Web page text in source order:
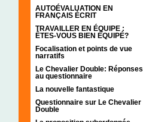
AUTOÉVALUATION EN
FRANÇAIS ÉCRIT
TRAVAILLER EN ÉQUIPE :
ÊTES-VOUS BIEN ÉQUIPÉ?
Focalisation et points de vue
narratifs
Le Chevalier Double: Réponses
au questionnaire
La nouvelle fantastique
Questionnaire sur Le Chevalier
Double